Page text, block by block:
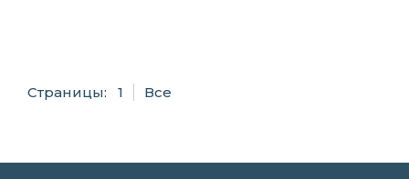
Страницы: 1 Все